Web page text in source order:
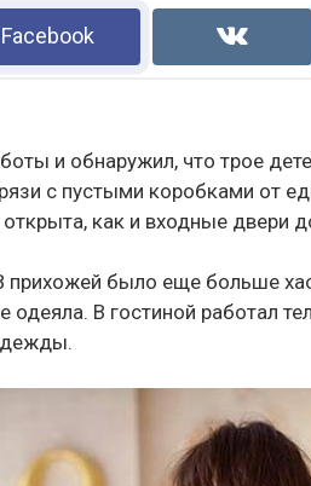
и обнаружил, что трое
с пустыми коробками от
как и входные двери
прихожей было еще больше
В гостиной работал